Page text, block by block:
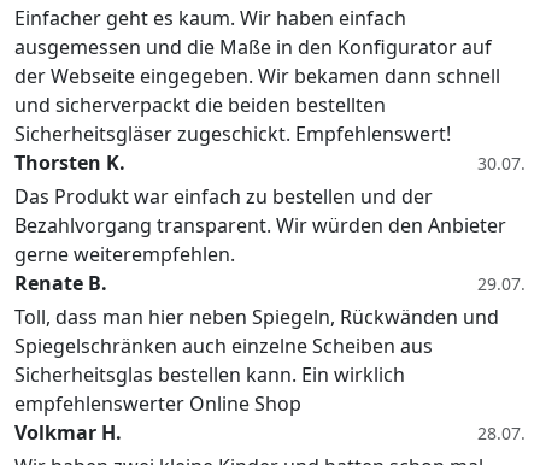
Einfacher geht es kaum. Wir haben einfach
ausgemessen und die Maße in den Konfigurator auf
der Webseite eingegeben. Wir bekamen dann schnell
und sicherverpackt die beiden bestellten
Sicherheitsgläser zugeschickt. Empfehlenswert!
Thorsten K.
30.07.
Das Produkt war einfach zu bestellen und der
Bezahlvorgang transparent. Wir würden den Anbieter
gerne weiterempfehlen.
Renate B.
29.07.
Toll, dass man hier neben Spiegeln, Rückwänden und
Spiegelschränken auch einzelne Scheiben aus
Sicherheitsglas bestellen kann. Ein wirklich
empfehlenswerter Online Shop
Volkmar H.
28.07.